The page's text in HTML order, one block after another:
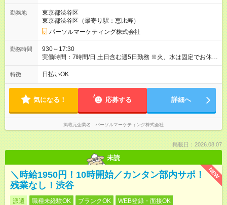
勤務地
東京都渋谷区
東京都渋谷区（最寄り駅：恵比寿）
パーソルマーケティング株式会社
勤務時間
930～17:30
実働時間：7時間/日 土日含む週5日勤務 ※火、水は固定でお休み
実働8時間（休憩60分）
特徴 日払いOK
気になる！ 応募する 詳細へ
掲載元企業名 パーソルマーケティング株式会社
掲載日：2026.08.07
未読
NEW
＼時給1950円！10時開始／カンタン部内サポ！
残業なし！渋谷
派遣 職種未経験OK ブランクOK WEB登録・面接OK